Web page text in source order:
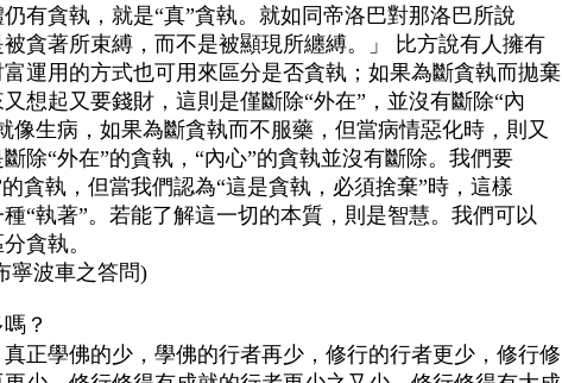
有貪執，就是“真”貪執。就如同帝洛巴對那洛巴所說
貪著所束縛，而不是被顯現所纏縛。」 比方說有人擁有
運用的方式也可用來區分是否貪執；如果為斷貪執而拋棄
想起又要錢財，這則是僅斷除“外在”，並沒有斷除“內
像生病，如果為斷貪執而不服藥，但當病情惡化時，則又
除“外在”的貪執，“內心”的貪執並沒有斷除。我們要
貪執，但當我們認為“這是貪執，必須捨棄”時，這樣
“執著”。若能了解這一切的本質，則是智慧。我們可以
貪執。
寧波車之答問)
？
正學佛的少，學佛的行者再少，修行的行者更少，修行修